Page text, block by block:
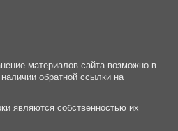
материалов сайта возможно в
обратной ссылки на
являются собственностью их